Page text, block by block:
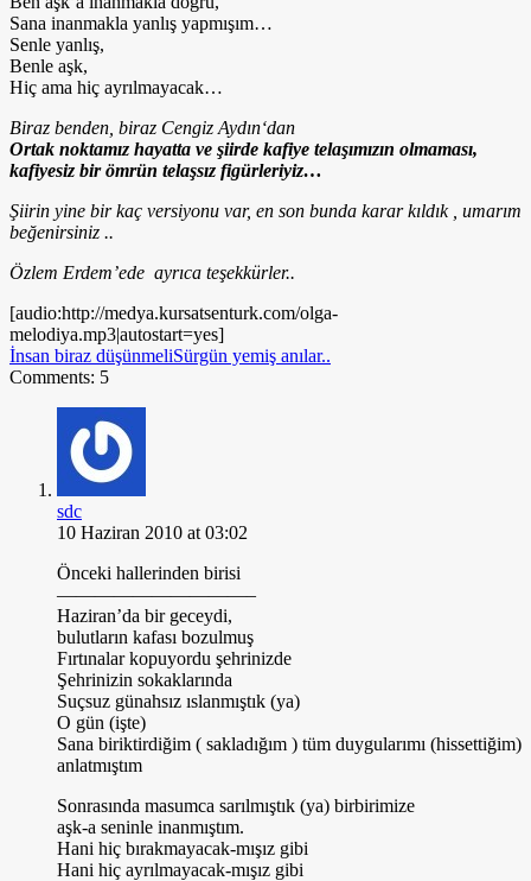
Sana inanmakla yanlış yapmışım…
Senle yanlış,
Benle aşk,
Hiç ama hiç ayrılmayacak…
Biraz benden, biraz Cengiz Aydın‘dan
Ortak noktamız hayatta ve şiirde kafiye telaşımızın olmaması,
kafiyesiz bir ömrün telaşsız figürleriyiz…
Şiirin yine bir kaç versiyonu var, en son bunda karar kıldık , umarım
beğenirsiniz ..
Özlem Erdem’ede ayrıca teşekkürler..
[audio:http://medya.kursatsenturk.com/olga-
melodiya.mp3|autostart=yes]
İnsan biraz düşünmeliSürgün yemiş anılar..
Comments: 5
sdc
10 Haziran 2010 at 03:02
Önceki hallerinden birisi
——————————–
Haziran’da bir geceydi,
bulutların kafası bozulmuş
Fırtınalar kopuyordu şehrinizde
Şehrinizin sokaklarında
Suçsuz günahsız ıslanmıştık (ya)
O gün (işte)
Sana biriktirdiğim ( sakladığım ) tüm duygularımı (hissettiğim)
anlatmıştım
Sonrasında masumca sarılmıştık (ya) birbirimize
aşk-a seninle inanmıştım.
Hani hiç bırakmayacak-mışız gibi
Hani hiç ayrılmayacak-mışız gibi